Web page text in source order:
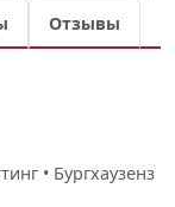
Отзывы
• Бургхаузенз